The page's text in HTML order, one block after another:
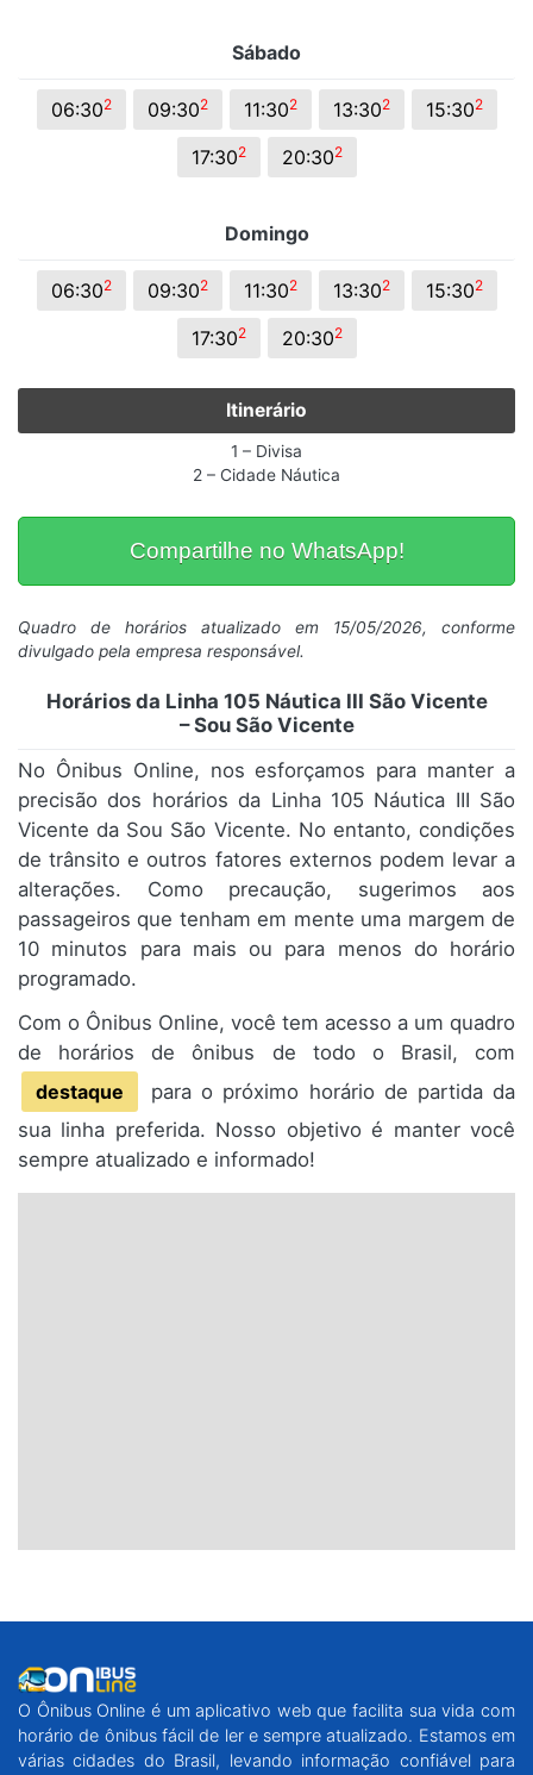
Sábado
06:302 09:302 11:302 13:302 15:302
17:302 20:302
Domingo
06:302 09:302 11:302 13:302 15:302
17:302 20:302
Itinerário
1 – Divisa
2 – Cidade Náutica
Compartilhe no WhatsApp!
Quadro de horários atualizado em 15/05/2026, conforme
divulgado pela empresa responsável.
Horários da Linha 105 Náutica III São Vicente
– Sou São Vicente
No Ônibus Online, nos esforçamos para manter a
precisão dos horários da Linha 105 Náutica III São
Vicente da Sou São Vicente. No entanto, condições
de trânsito e outros fatores externos podem levar a
alterações. Como precaução, sugerimos aos
passageiros que tenham em mente uma margem de
10 minutos para mais ou para menos do horário
programado.
Com o Ônibus Online, você tem acesso a um quadro
de horários de ônibus de todo o Brasil, com
destaque
para o próximo horário de partida da
sua linha preferida. Nosso objetivo é manter você
sempre atualizado e informado!
O Ônibus Online é um aplicativo web que facilita sua vida com
horário de ônibus fácil de ler e sempre atualizado. Estamos em
várias cidades do Brasil, levando informação confiável para